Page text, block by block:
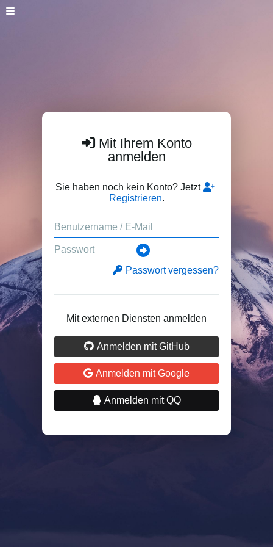
Mit Ihrem Konto
anmelden
Sie haben noch kein Konto? Jetzt
Registrieren.
Passwort vergessen?
Mit externen Diensten anmelden
Anmelden mit GitHub
Anmelden mit Google
Anmelden mit QQ